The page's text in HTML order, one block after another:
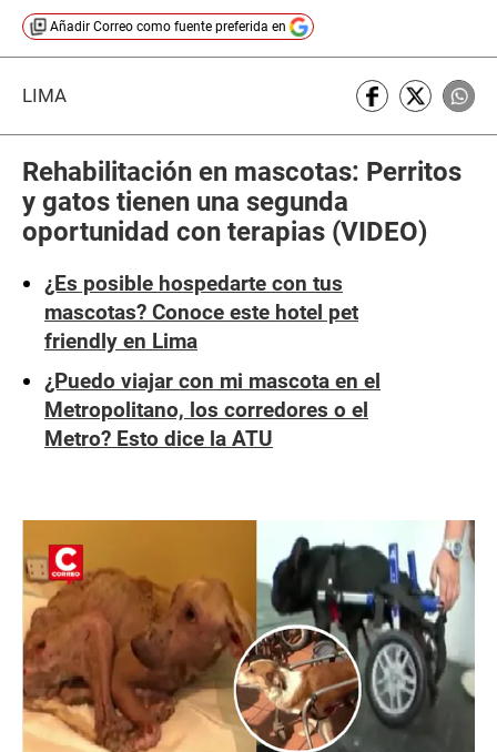
Añadir Correo como fuente preferida en
LIMA
Rehabilitación en mascotas: Perritos
y gatos tienen una segunda
oportunidad con terapias (VIDEO)
¿Es posible hospedarte con tus
mascotas? Conoce este hotel pet
friendly en Lima
¿Puedo viajar con mi mascota en el
Metropolitano, los corredores o el
Metro? Esto dice la ATU